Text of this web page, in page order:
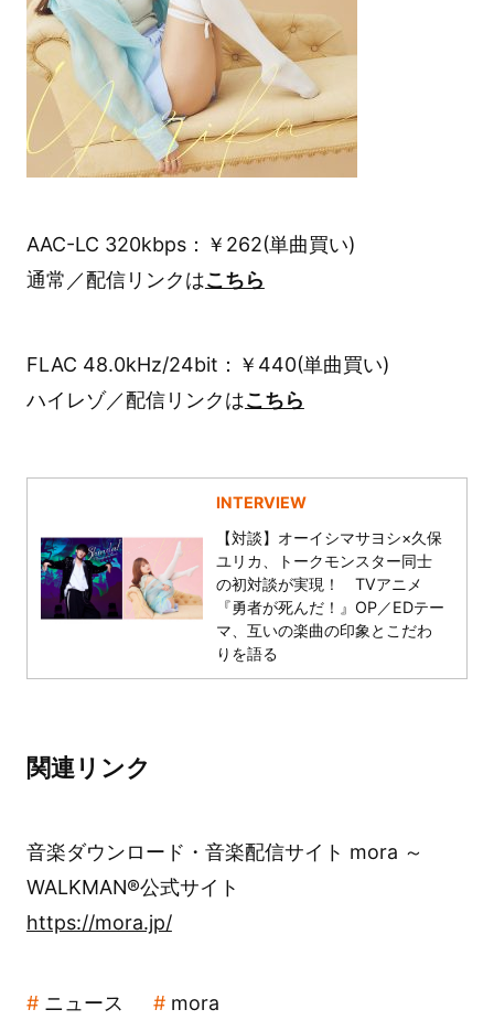
AAC-LC 320kbps：￥262(単曲買い)
通常／配信リンクはこちら
FLAC 48.0kHz/24bit：￥440(単曲買い)
ハイレゾ／配信リンクはこちら
INTERVIEW
【対談】オーイシマサヨシ×久保
ユリカ、トークモンスター同士
の初対談が実現！ TVアニメ
『勇者が死んだ！』OP／EDテー
マ、互いの楽曲の印象とこだわ
りを語る
関連リンク
音楽ダウンロード・音楽配信サイト mora ～
WALKMAN®公式サイト
https://mora.jp/
ニュース
mora